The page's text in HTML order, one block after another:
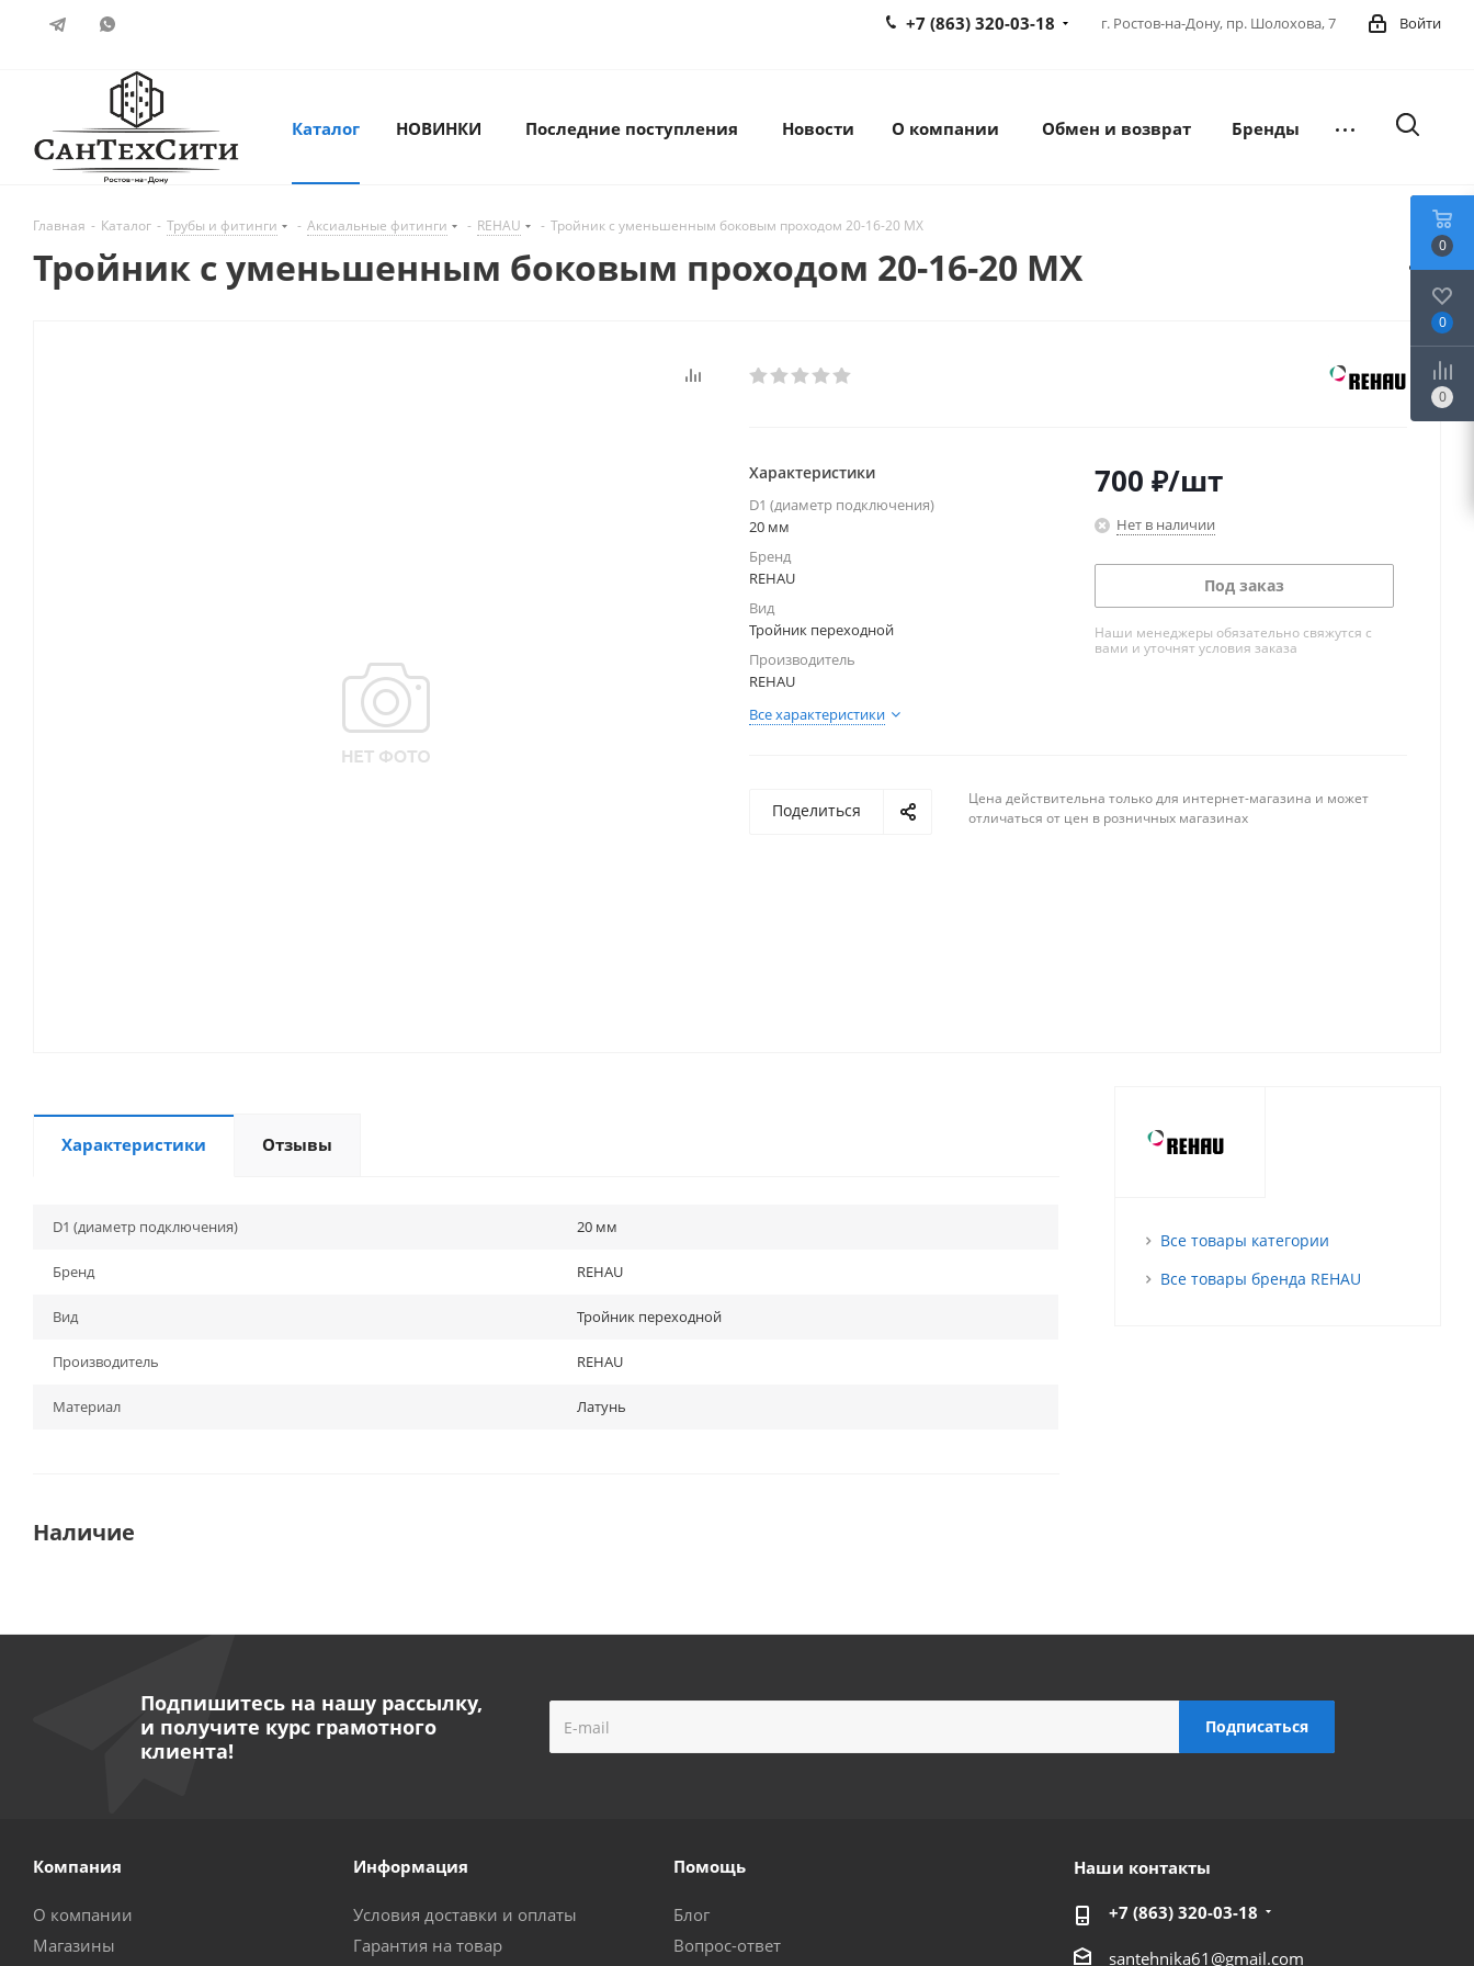
Войти
г. Ростов-на-Дону, пр. Шолохова, 7
+7 (863) 320-03-18
Каталог НОВИНКИ Последние поступления Новости О компании Обмен и возврат Бренды
Главная - Каталог - Трубы и фитинги - Аксиальные фитинги - REHAU - Тройник с уменьшенным боковым проходом 20-16-20 MX
Тройник с уменьшенным боковым проходом 20-16-20 MX
Характеристики
D1 (диаметр подключения)
20 мм
Бренд
REHAU
Вид
Тройник переходной
Производитель
REHAU
Все характеристики
700 ₽/шт
Нет в наличии
Под заказ
Наши менеджеры обязательно свяжутся с
вами и уточнят условия заказа
Поделиться
Цена действительна только для интернет-магазина и может
отличаться от цен в розничных магазинах
Характеристики Отзывы
D1 (диаметр подключения) 20 мм
Бренд REHAU
Вид Тройник переходной
Производитель REHAU
Материал Латунь
Наличие
Все товары категории
Все товары бренда REHAU
Подпишитесь на нашу рассылку,
и получите курс грамотного
клиента!
Компания
О компании
Магазины
Информация
Условия доставки и оплаты
Гарантия на товар
Помощь
Блог
Вопрос-ответ
Наши контакты
+7 (863) 320-03-18
santehnika61@gmail.com
0
0
0